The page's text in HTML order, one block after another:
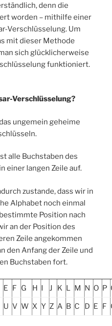
denn die
worden – mithilfe einer
Verschlüsselung. Um
mit dieser Methode
sich glücklicherweise
funktioniert.
Verschlüsselung?
ungemein geheime
alle Buchstaben des
einer langen Zeile auf.
zustande, dass wir in
Alphabet noch einmal
Position nach
an der Position des
Zeile angekommen
den Anfang der Zeile und
Buchstaben fort.
E F G H I J K L M N O P
U V W X Y Z A B C D E F